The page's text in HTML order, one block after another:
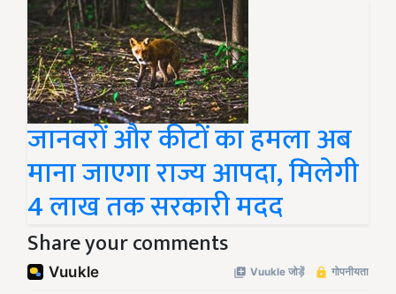
जानवरों और कीटों का हमला अब
माना जाएगा राज्य आपदा, मिलेगी
4 लाख तक सरकारी मदद
Share your comments